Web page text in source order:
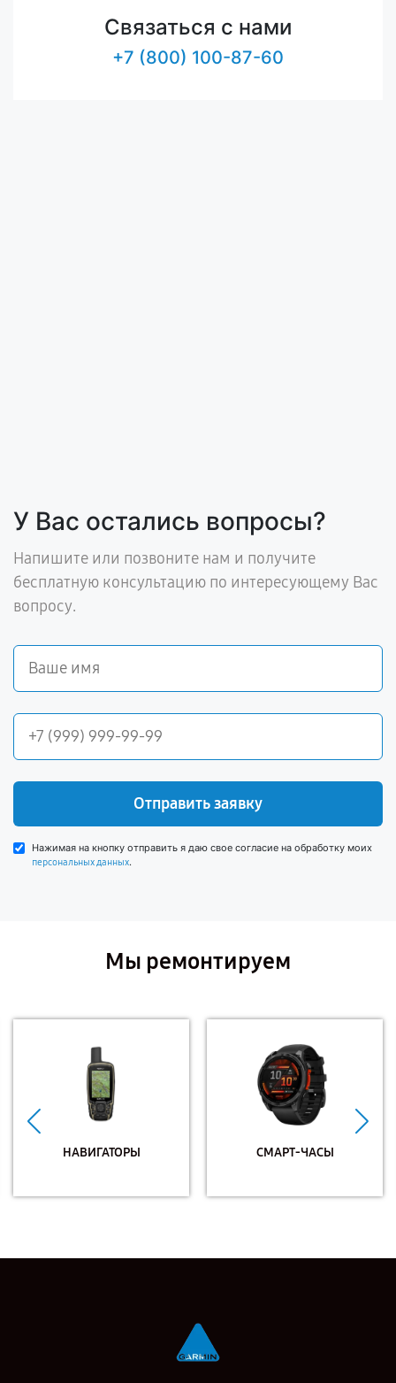
Связаться с нами
+7 (800) 100-87-60
У Вас остались вопросы?
Напишите или позвоните нам и получите
бесплатную консультацию по интересующему Вас
вопросу.
Отправить заявку
Нажимая на кнопку отправить я даю свое согласие на обработку моих
персональных данных.
Мы ремонтируем
НАВИГАТОРЫ СМАРТ-ЧАСЫ